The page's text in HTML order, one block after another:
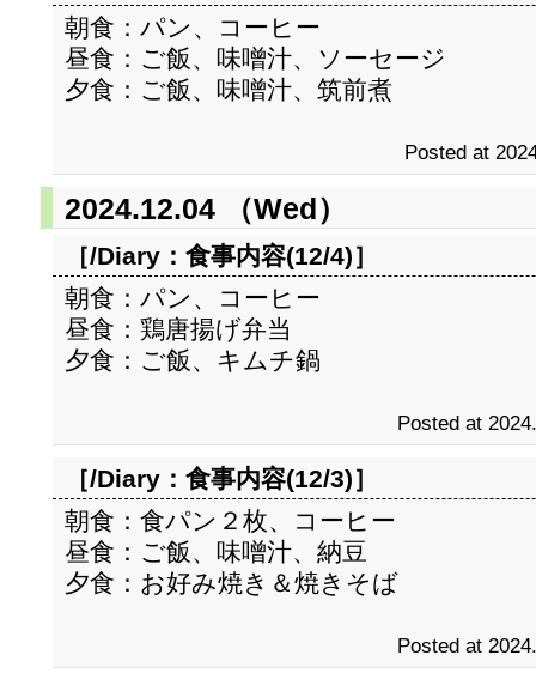
朝食：パン、コーヒー
昼食：ご飯、味噌汁、ソーセージ
夕食：ご飯、味噌汁、筑前煮
Posted at
2024.12.04 （Wed）
［/Diary： 食事内容(12/4)］
朝食：パン、コーヒー
昼食：鶏唐揚げ弁当
夕食：ご飯、キムチ鍋
Posted at
［/Diary： 食事内容(12/3)］
朝食：食パン２枚、コーヒー
昼食：ご飯、味噌汁、納豆
夕食：お好み焼き＆焼きそば
Posted at